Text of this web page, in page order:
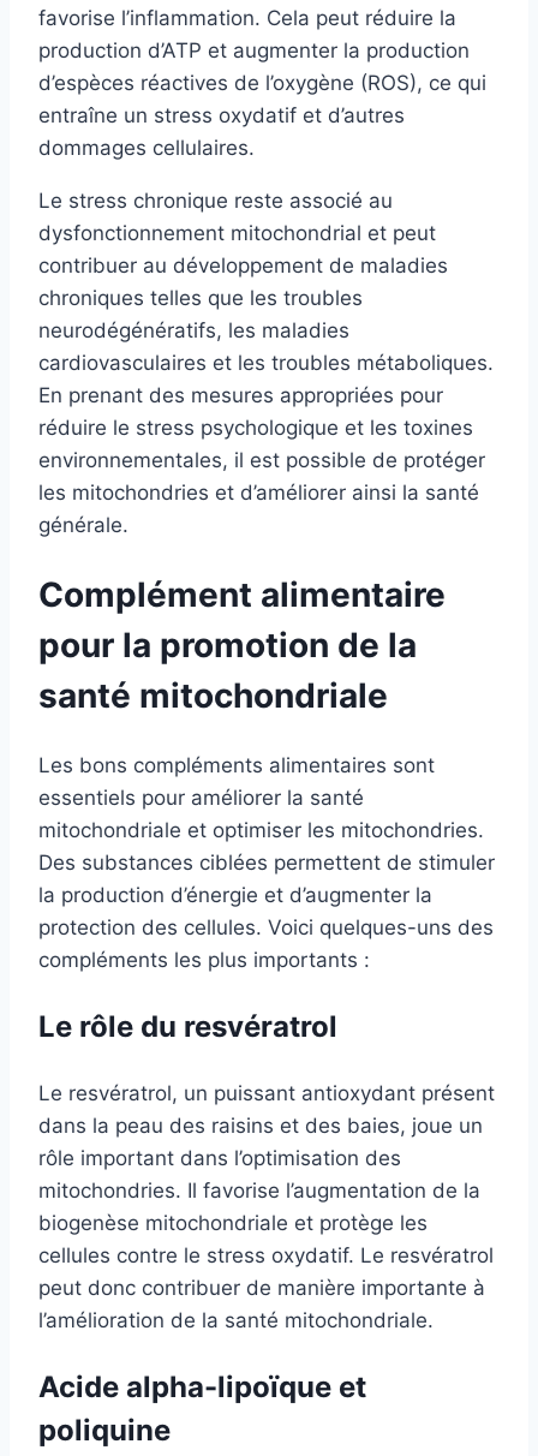
favorise l’inflammation. Cela peut réduire la
production d’ATP et augmenter la production
d’espèces réactives de l’oxygène (ROS), ce qui
entraîne un stress oxydatif et d’autres
dommages cellulaires.
Le stress chronique reste associé au
dysfonctionnement mitochondrial et peut
contribuer au développement de maladies
chroniques telles que les troubles
neurodégénératifs, les maladies
cardiovasculaires et les troubles métaboliques.
En prenant des mesures appropriées pour
réduire le stress psychologique et les toxines
environnementales, il est possible de protéger
les mitochondries et d’améliorer ainsi la santé
générale.
Complément alimentaire
pour la promotion de la
santé mitochondriale
Les bons compléments alimentaires sont
essentiels pour améliorer la santé
mitochondriale et optimiser les mitochondries.
Des substances ciblées permettent de stimuler
la production d’énergie et d’augmenter la
protection des cellules. Voici quelques-uns des
compléments les plus importants :
Le rôle du resvératrol
Le resvératrol, un puissant antioxydant présent
dans la peau des raisins et des baies, joue un
rôle important dans l’optimisation des
mitochondries. Il favorise l’augmentation de la
biogenèse mitochondriale et protège les
cellules contre le stress oxydatif. Le resvératrol
peut donc contribuer de manière importante à
l’amélioration de la santé mitochondriale.
Acide alpha-lipoïque et
poliquine